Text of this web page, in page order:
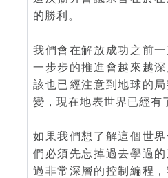
的勝利。
我們會在解放成功之前
一步步的推進會越來越
該也已經注意到地球的
變，現在地表世界已經有
如果我們想了解這個世
們必須先忘掉過去學過
過非常深層的控制編程